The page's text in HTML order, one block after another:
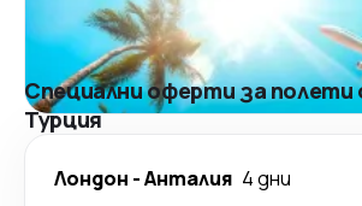
Специални оферти за
Турция
Лондон -Анталия 4 дни